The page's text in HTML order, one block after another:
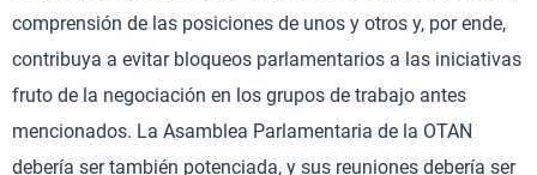
comprensión de las posiciones de unos y otros y, por ende,
contribuya a evitar bloqueos parlamentarios a las iniciativas
fruto de la negociación en los grupos de trabajo antes
mencionados. La Asamblea Parlamentaria de la OTAN
debería ser también potenciada, y sus reuniones debería ser